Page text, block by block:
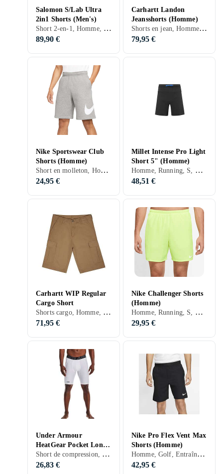
Salomon S/Lab Ultra
2in1 Shorts (Men's)
Short 2-en-1, Homme, S, M, L, XL, Noir
89,90 €
Carhartt Landon
Jeansshorts (Homme)
Shorts en jean, Homme, S, M, Noir, Gris, Bleu, Beige
79,95 €
Nike Sportswear Club
Shorts (Homme)
Short en molleton, Homme, Entraînement & Fitness, Basket-ball, S, M, L, XL, XXL, XS, Noir, Blanc, Gris, Marron, Bleu, Rouge, Orange, Or, Rose
24,95 €
Millet Intense Pro Light
Short 5" (Homme)
Homme, Running, S, M, L, XL, XXL, XS, Noir, Bleu
48,51 €
Carhartt WIP Regular
Cargo Short
Shorts cargo, Homme, S, Noir, Marron, Bleu, Kaki
71,95 €
Nike Challenger Shorts
(Homme)
Homme, Running, S, M, L, XL, XXL, XS, Noir, Blanc, Argent, Gris, Bleu, Rouge, Jaune, Vert, Rose
29,95 €
Under Armour
HeatGear Pocket Long
Shorts (Men's)
Short de compression, Homme, Entraînement & Fitness, S, M, L, XL, XXL, XS, Noir, Blanc, Bleu, Rose
26,83 €
Nike Pro Flex Vent Max
Shorts (Homme)
Homme, Golf, Entraînement & Fitness, S, M, L, XL, XXL, XS, Noir, Blanc, Gris, Marron, Bleu, Rouge, Vert, Beige, Violet, Kaki
42,95 €